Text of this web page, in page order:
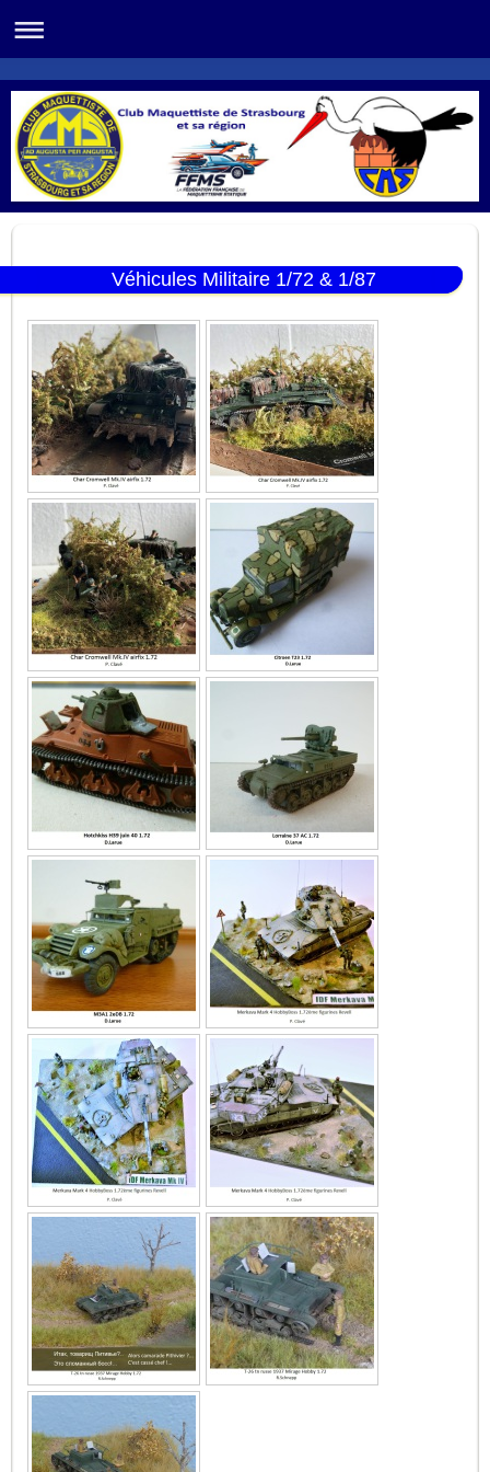
Véhicules Militaire 1/72 & 1/87